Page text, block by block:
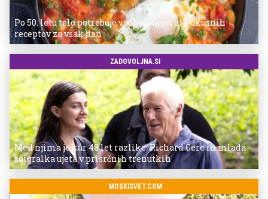
Po 50. letu telo potrebuje več beljakovin: 7 okusnih
receptov za vsak dan
ZADOVOLJNA.SI
Med njima je kar 48 let razlike: Richard Gere in mlada
soigralka ujeta v prisrčnih trenutkih
MOSKISVET.COM